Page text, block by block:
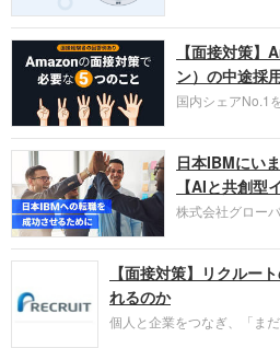
お勧めするイチ
ラウド型CRM
HubSpot Japan
社です。採用面
い。
【面接対策
ン）の中途採
国内シェアNo.1
圧倒的な存在感
過去の具体的な
失敗からの学び
ィットも評価対
であるかを多角
日本IBMにい
【AIと共創型
株式会社グロー
パーソンが利用
ネ」の転職エー
IBMです。採用
い。
【面接対策】リクルー
れるのか
個人と企業をつなぎ、「ま